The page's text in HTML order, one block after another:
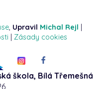
, Upravil Michal Rejl |
| Zásady cookies
škola, Bílá Třemešná